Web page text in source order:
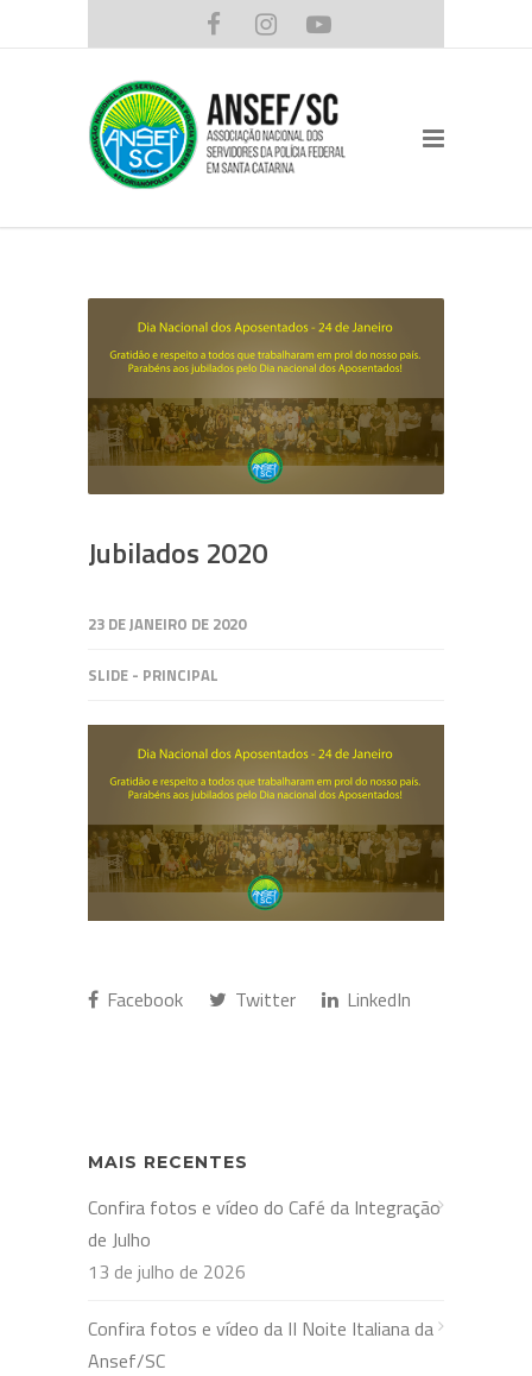
Jubilados 2020
23 DE JANEIRO DE 2020
SLIDE - PRINCIPAL
Facebook Twitter LinkedIn
MAIS RECENTES
Confira fotos e vídeo do Café da Integração
de Julho
13 de julho de 2026
Confira fotos e vídeo da II Noite Italiana da
Ansef/SC